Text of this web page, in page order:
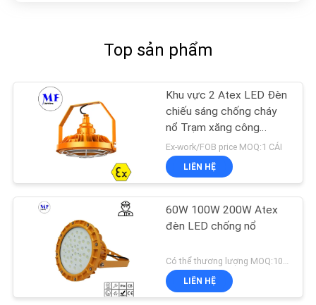
Top sản phẩm
Khu vực 2 Atex LED Đèn
chiếu sáng chống cháy
nổ Trạm xăng công
nghiệp Chiếu sáng
Ex-work/FOB price MOQ:1 CÁI
LIÊN HỆ
60W 100W 200W Atex
đèn LED chống nổ
Có thể thương lượng MOQ:100 cái
LIÊN HỆ